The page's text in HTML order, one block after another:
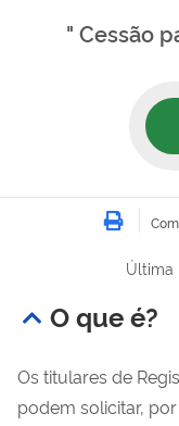
" Cessão
Última
O que é?
Os titulares de
podem solicitar,